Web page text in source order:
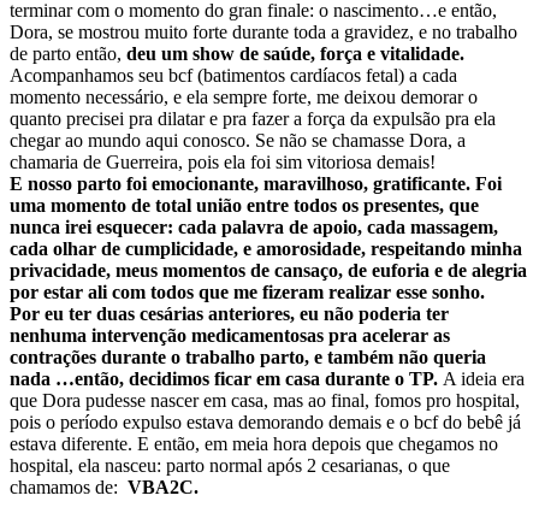
terminar com o momento do gran finale: o nascimento…e então,
Dora, se mostrou muito forte durante toda a gravidez, e no trabalho
de parto então, deu um show de saúde, força e vitalidade.
Acompanhamos seu bcf (batimentos cardíacos fetal) a cada
momento necessário, e ela sempre forte, me deixou demorar o
quanto precisei pra dilatar e pra fazer a força da expulsão pra ela
chegar ao mundo aqui conosco. Se não se chamasse Dora, a
chamaria de Guerreira, pois ela foi sim vitoriosa demais!
E nosso parto foi emocionante, maravilhoso, gratificante. Foi
uma momento de total união entre todos os presentes, que
nunca irei esquecer: cada palavra de apoio, cada massagem,
cada olhar de cumplicidade, e amorosidade, respeitando minha
privacidade, meus momentos de cansaço, de euforia e de alegria
por estar ali com todos que me fizeram realizar esse sonho.
Por eu ter duas cesárias anteriores, eu não poderia ter
nenhuma intervenção medicamentosas pra acelerar as
contrações durante o trabalho parto, e também não queria
nada …então, decidimos ficar em casa durante o TP. A ideia era
que Dora pudesse nascer em casa, mas ao final, fomos pro hospital,
pois o período expulso estava demorando demais e o bcf do bebê já
estava diferente. E então, em meia hora depois que chegamos no
hospital, ela nasceu: parto normal após 2 cesarianas, o que
chamamos de: VBA2C.